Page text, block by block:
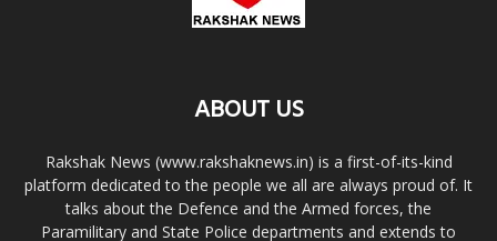
ABOUT US
Rakshak News (www.rakshaknews.in) is a first-of-its-kind
platform dedicated to the people we all are always proud of. It
talks about the Defence and the Armed forces, the
Paramilitary and State Police departments and extends to